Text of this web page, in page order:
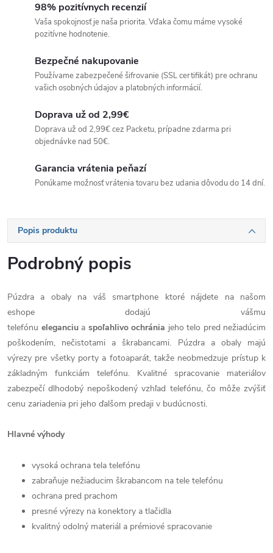
98% pozitívnych recenzií
Vaša spokojnosť je naša priorita. Vďaka čomu máme vysoké
pozitívne hodnotenie.
Bezpečné nakupovanie
Používame zabezpečené šifrovanie (SSL certifikát) pre ochranu
vašich osobných údajov a platobných informácií.
Doprava už od 2,99€
Doprava už od 2,99€ cez Packetu, prípadne zdarma pri
objednávke nad 50€.
Garancia vrátenia peňazí
Ponúkame možnosť vrátenia tovaru bez udania dôvodu do 14 dní.
Popis produktu
Podrobný popis
Púzdra a obaly na váš smartphone ktoré nájdete na našom
eshope dodajú vášmu
telefónu eleganciu a spoľahlivo ochránia jeho telo pred nežiadúcim
poškodením, nečistotami a škrabancami. Púzdra a obaly majú
výrezy pre všetky porty a fotoaparát, takže neobmedzuje prístup k
základným funkciám telefónu. Kvalitné spracovanie materiálov
zabezpečí dlhodobý nepoškodený vzhľad telefónu, čo môže zvýšiť
cenu zariadenia pri jeho ďalšom predaji v budúcnosti.
Hlavné výhody
vysoká ochrana tela telefónu
zabraňuje nežiaducim škrabancom na tele telefónu
ochrana pred prachom
presné výrezy na konektory a tlačidla
kvalitný odolný materiál a prémiové spracovanie